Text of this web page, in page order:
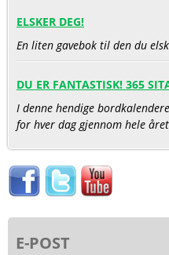
ELSKER DEG!
En liten gavebok til den du
DU ER FANTASTISK! 365
I denne hendige
for hver dag gjennom hele
E-POST